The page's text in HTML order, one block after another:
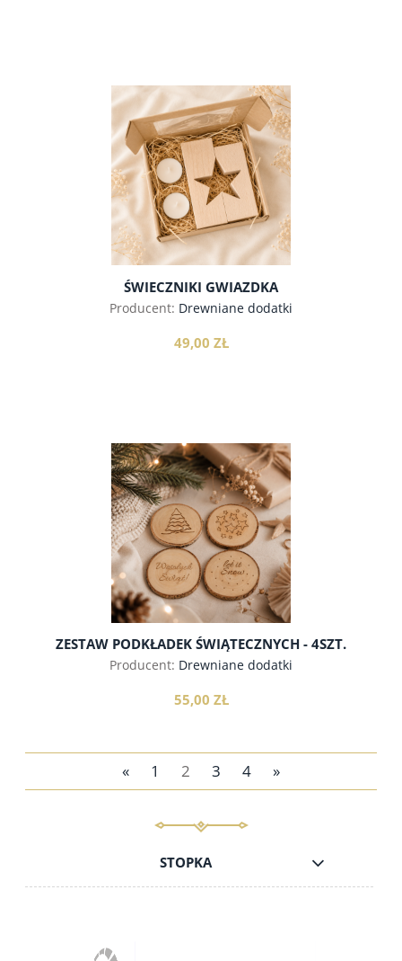
do koszyka
ŚWIECZNIKI GWIAZDKA
Producent: Drewniane dodatki
49,00 ZŁ
do koszyka
ZESTAW PODKŁADEK ŚWIĄTECZNYCH - 4SZT.
Producent: Drewniane dodatki
55,00 ZŁ
« 1 2 3 4 »
STOPKA